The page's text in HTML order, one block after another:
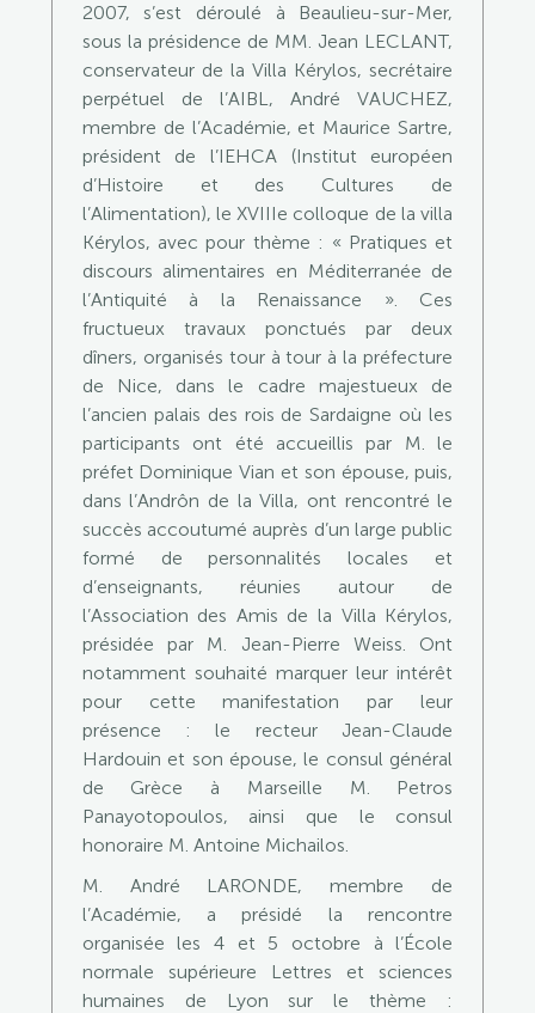
2007, s’est déroulé à Beaulieu-sur-Mer,
sous la présidence de MM. Jean LECLANT,
conservateur de la Villa Kérylos, secrétaire
perpétuel de l’AIBL, André VAUCHEZ,
membre de l’Académie, et Maurice Sartre,
président de l’IEHCA (Institut européen
d’Histoire et des Cultures de
l’Alimentation), le XVIIIe colloque de la villa
Kérylos, avec pour thème : « Pratiques et
discours alimentaires en Méditerranée de
l’Antiquité à la Renaissance ». Ces
fructueux travaux ponctués par deux
dîners, organisés tour à tour à la préfecture
de Nice, dans le cadre majestueux de
l’ancien palais des rois de Sardaigne où les
participants ont été accueillis par M. le
préfet Dominique Vian et son épouse, puis,
dans l’Andrôn de la Villa, ont rencontré le
succès accoutumé auprès d’un large public
formé de personnalités locales et
d’enseignants, réunies autour de
l’Association des Amis de la Villa Kérylos,
présidée par M. Jean-Pierre Weiss. Ont
notamment souhaité marquer leur intérêt
pour cette manifestation par leur
présence : le recteur Jean-Claude
Hardouin et son épouse, le consul général
de Grèce à Marseille M. Petros
Panayotopoulos, ainsi que le consul
honoraire M. Antoine Michailos.
M. André LARONDE, membre de
l’Académie, a présidé la rencontre
organisée les 4 et 5 octobre à l’École
normale supérieure Lettres et sciences
humaines de Lyon sur le thème :